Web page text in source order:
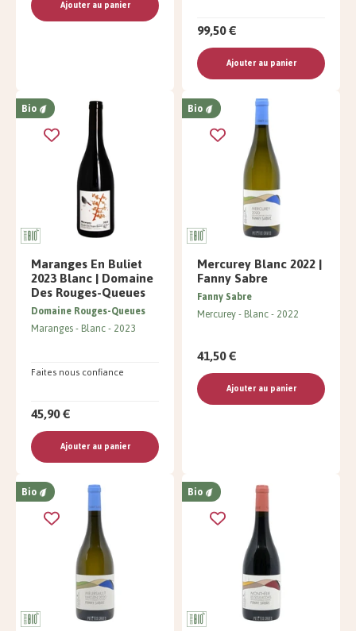
Ajouter au panier
99,50 €
Ajouter au panier
Bio
Maranges En Buliet
2023 Blanc | Domaine
Des Rouges-Queues
Faites nous confiance
Domaine Rouges-Queues
Maranges Blanc 2023
45,90 €
Ajouter au panier
Bio
Mercurey Blanc 2022 |
Fanny Sabre
Fanny Sabre
Mercurey Blanc 2022
41,50 €
Ajouter au panier
Bio Bio